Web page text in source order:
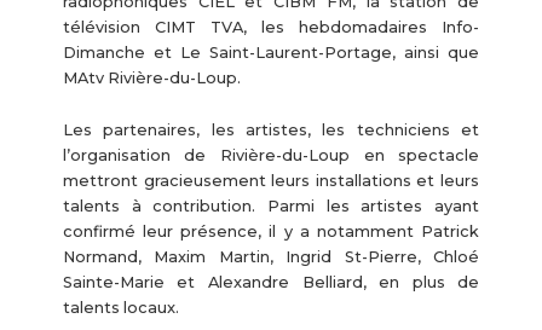
télévision CIMT TVA, les hebdomadaires Info-
Dimanche et Le Saint-Laurent-Portage, ainsi que
MAtv Rivière-du-Loup.
Les partenaires, les artistes, les techniciens et
l’organisation de Rivière-du-Loup en spectacle
mettront gracieusement leurs installations et leurs
talents à contribution. Parmi les artistes ayant
confirmé leur présence, il y a notamment Patrick
Normand, Maxim Martin, Ingrid St-Pierre, Chloé
Sainte-Marie et Alexandre Belliard, en plus de
talents locaux.